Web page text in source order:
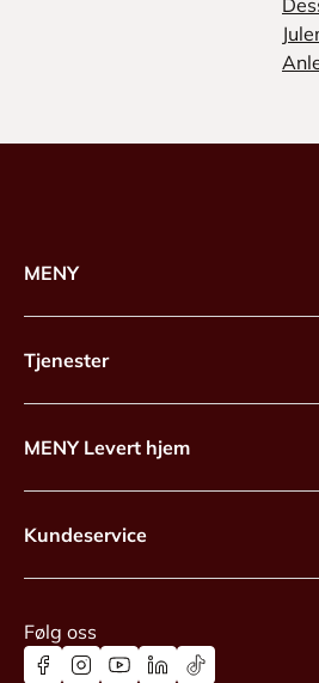
MENY
Tjenester
MENY Levert hjem
Kundeservice
Følg oss